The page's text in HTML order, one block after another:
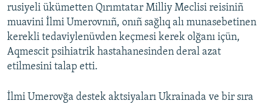
rusiyeli ükümetten Qırımtatar Milliy Meclisi reisiniñ
muavini İlmi Umerovnıñ, onıñ sağlıq alı munasebetinen
kerekli tedaviylenüvden keçmesi kerek olğanı içün,
Aqmescit psihiatrik hastahanesinden deral azat
etilmesini talap etti.
İlmi Umerovğa destek aktsiyaları Ukrainada ve bir sıra